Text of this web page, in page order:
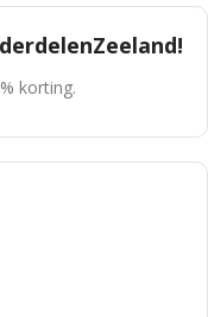
korting.